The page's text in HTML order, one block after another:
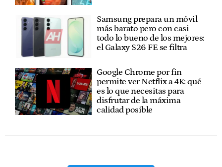
Samsung prepara un móvil
más barato pero con casi
todo lo bueno de los mejores:
el Galaxy S26 FE se filtra
Google Chrome por fin
permite ver Netflix a 4K: qué
es lo que necesitas para
disfrutar de la máxima
calidad posible